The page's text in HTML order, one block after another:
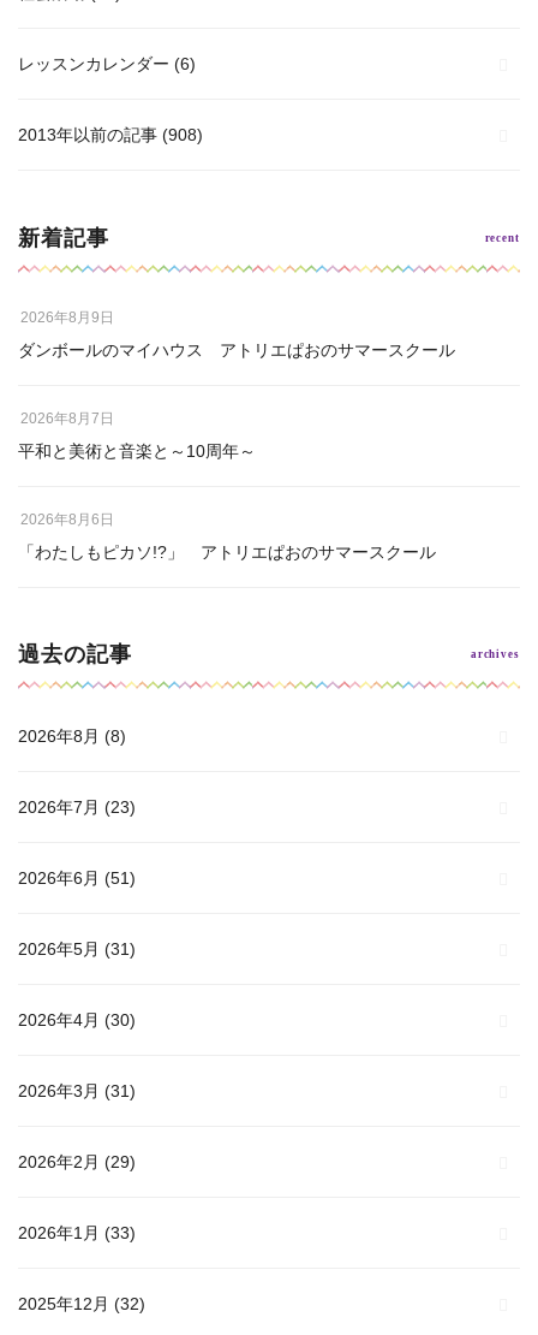
レッスンカレンダー (6)
2013年以前の記事 (908)
新着記事
ダンボールのマイハウス アトリエぱおのサマースクール
2026年8月9日
平和と美術と音楽と～10周年～
2026年8月7日
「わたしもピカソ!?」 アトリエぱおのサマースクール
2026年8月6日
過去の記事
2026年8月 (8)
2026年7月 (23)
2026年6月 (51)
2026年5月 (31)
2026年4月 (30)
2026年3月 (31)
2026年2月 (29)
2026年1月 (33)
2025年12月 (32)